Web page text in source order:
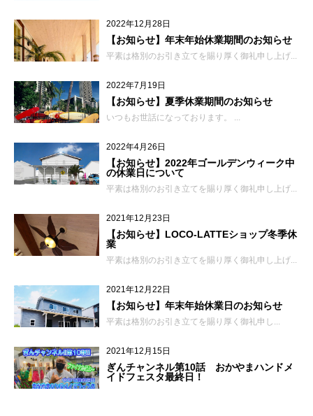
2022年12月28日
【お知らせ】年末年始休業期間のお知らせ
平素は格別のお引き立てを賜り厚く御礼申し上げ...
2022年7月19日
【お知らせ】夏季休業期間のお知らせ
いつもお世話になっております。 ...
2022年4月26日
【お知らせ】2022年ゴールデンウィーク中
の休業日について
平素は格別のお引き立てを賜り厚く御礼申し上げ...
2021年12月23日
【お知らせ】LOCO-LATTEショップ冬季休
業
平素は格別のお引き立てを賜り厚く御礼申し上げ...
2021年12月22日
【お知らせ】年末年始休業日のお知らせ
平素は格別のお引き立てを賜り厚く御礼申し...
2021年12月15日
ぎんチャンネル第10話 おかやまハンドメ
イドフェスタ最終日！